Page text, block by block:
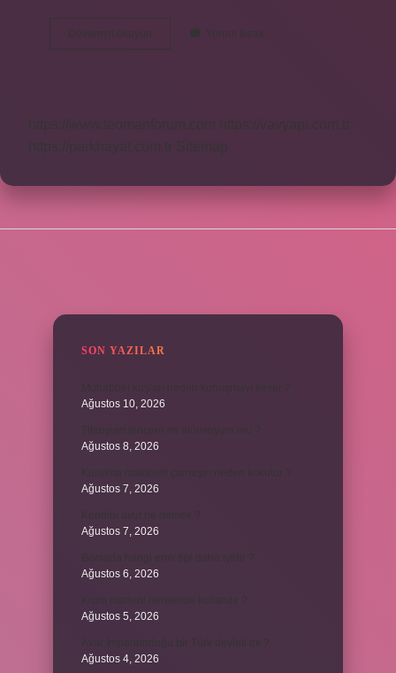
Devamını okuyun
Seviyesi
Yorum Bırak
https://www.teomanforum.com
https://vavyapi.com.tr
https://parkhayat.com.tr
Sitemap
SON YAZILAR
Ağustos 10, 2026
Ağustos 8, 2026
Ağustos 7, 2026
Ağustos 7, 2026
Ağustos 6, 2026
Ağustos 5, 2026
Ağustos 4, 2026